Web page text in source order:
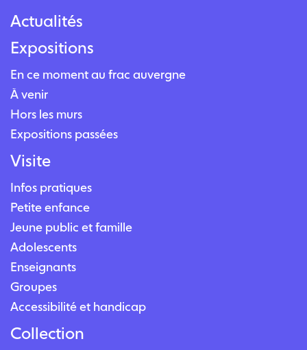
Actualités
Expositions
En ce moment au frac auvergne
À venir
Hors les murs
Expositions passées
Visite
Infos pratiques
Petite enfance
Jeune public et famille
Adolescents
Enseignants
Groupes
Accessibilité et handicap
Collection